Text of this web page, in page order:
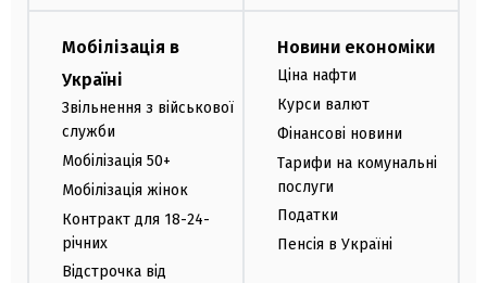
Мобілізація в
Україні
Звільнення з військової
служби
Мобілізація 50+
Мобілізація жінок
Контракт для 18-24-
річних
Відстрочка від
Новини економіки
Ціна нафти
Курси валют
Фінансові новини
Тарифи на комунальні
послуги
Податки
Пенсія в Україні